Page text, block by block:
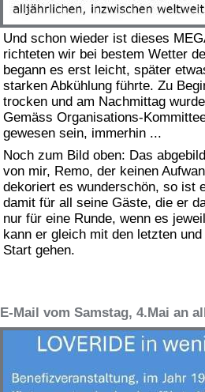
Und schon wieder ist dieses
richteten wir bei bestem Wetter
begann es erst leicht, später
starken Abkühlung führte. Zu
trocken und am Nachmittag
Gemäss Organisations-
gewesen sein, immerhin ...
Noch zum Bild oben: Das
von mir, Remo, der keinen
dekoriert es wunderschön, so ist
damit für all seine Gäste, die er
nur für eine Runde, wenn es
kann er gleich mit den letzten
Start gehen.
E-Mail vom Samstag, 4.Mai an